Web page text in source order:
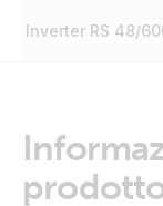
Inverter RS 48/